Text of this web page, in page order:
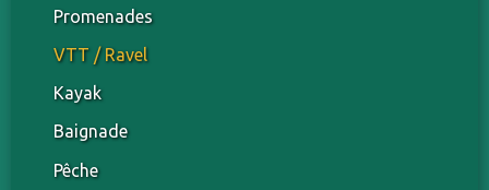
Promenades
VTT / Ravel
Kayak
Baignade
Pêche